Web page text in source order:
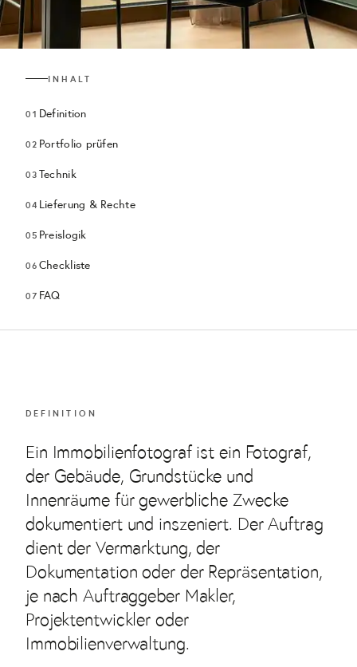
INHALT
Definition
Portfolio prüfen
Technik
Lieferung & Rechte
Preislogik
Checkliste
FAQ
DEFINITION
Ein Immobilienfotograf ist ein Fotograf,
der Gebäude, Grundstücke und
Innenräume für gewerbliche Zwecke
dokumentiert und inszeniert. Der Auftrag
dient der Vermarktung, der
Dokumentation oder der Repräsentation,
je nach Auftraggeber Makler,
Projektentwickler oder
Immobilienverwaltung.